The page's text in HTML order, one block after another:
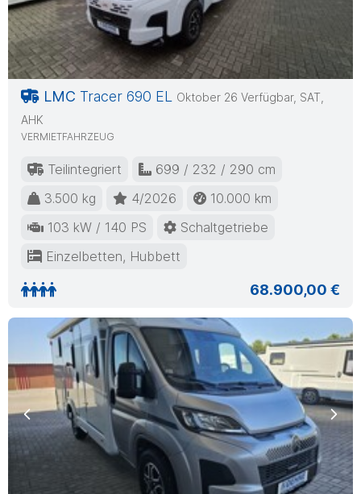
LMC Tracer 690 EL
Oktober 26 Verfügbar, SAT,
AHK
VERMIETFAHRZEUG
Teilintegriert
699 / 232 / 290 cm
3.500 kg
4/2026
10.000 km
103 kW / 140 PS
Schaltgetriebe
Einzelbetten, Hubbett
68.900,00 €
Previous Next